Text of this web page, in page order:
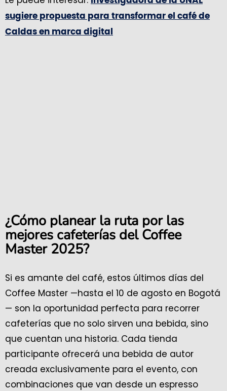
sugiere propuesta para transformar el café de
Caldas en marca digital
¿Cómo planear la ruta por las
mejores cafeterías del Coffee
Master 2025?
Si es amante del café, estos últimos días del
Coffee Master —hasta el 10 de agosto en Bogotá
— son la oportunidad perfecta para recorrer
cafeterías que no solo sirven una bebida, sino
que cuentan una historia. Cada tienda
participante ofrecerá una bebida de autor
creada exclusivamente para el evento, con
combinaciones que van desde un espresso